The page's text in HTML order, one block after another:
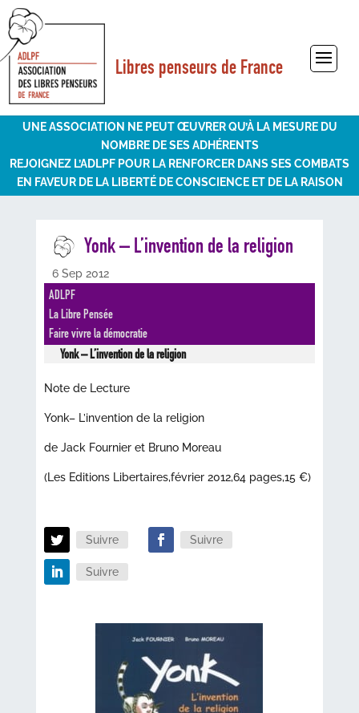
Libres penseurs de France
Sélectionner une page
UNE ASSOCIATION NE PEUT ŒUVRER QU’À LA MESURE DU
NOMBRE DE SES ADHÉRENTS
REJOIGNEZ L’ADLPF POUR LA RENFORCER DANS SES COMBATS
EN FAVEUR DE LA LIBERTÉ DE CONSCIENCE ET DE LA RAISON
Yonk – L’invention de la religion
6 Sep 2012
ADLPF
La Libre Pensée
Faire vivre la démocratie
Yonk – L’invention de la religion
Note de Lecture
Yonk– L’invention de la religion
de Jack Fournier et Bruno Moreau
(Les Editions Libertaires,février 2012,64 pages,15 €)
Suivre Suivre
Suivre